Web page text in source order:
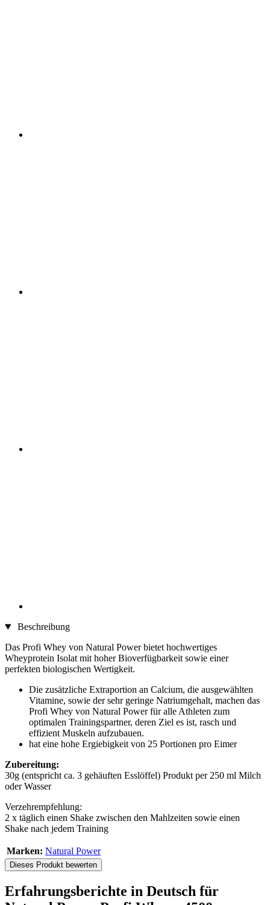
Beschreibung
Das Profi Whey von Natural Power bietet hochwertiges
Wheyprotein Isolat mit hoher Bioverfügbarkeit sowie einer
perfekten biologischen Wertigkeit.
Die zusätzliche Extraportion an Calcium, die ausgewählten
Vitamine, sowie der sehr geringe Natriumgehalt, machen das
Profi Whey von Natural Power für alle Athleten zum
optimalen Trainingspartner, deren Ziel es ist, rasch und
effizient Muskeln aufzubauen.
hat eine hohe Ergiebigkeit von 25 Portionen pro Eimer
Zubereitung:
30g (entspricht ca. 3 gehäuften Esslöffel) Produkt per 250 ml Milch
oder Wasser
Verzehrempfehlung:
2 x täglich einen Shake zwischen den Mahlzeiten sowie einen
Shake nach jedem Training
Marken: Natural Power
Dieses Produkt bewerten
Erfahrungsberichte in Deutsch für